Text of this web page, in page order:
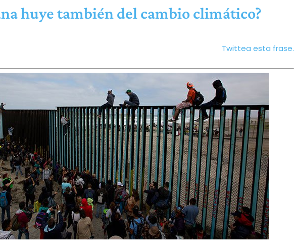
huye también del cambio climático?
Twittea esta frase.